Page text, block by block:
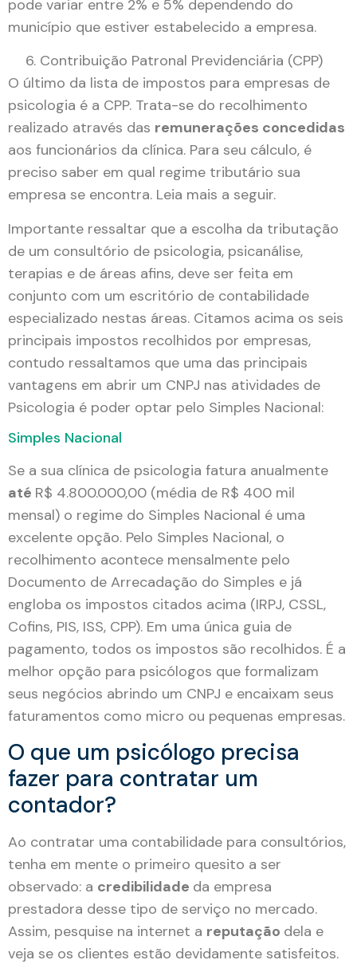
pode variar entre 2% e 5% dependendo do
município que estiver estabelecido a empresa.
Contribuição Patronal Previdenciária (CPP)
O último da lista de impostos para empresas de
psicologia é a CPP. Trata-se do recolhimento
realizado através das remunerações concedidas
aos funcionários da clínica. Para seu cálculo, é
preciso saber em qual regime tributário sua
empresa se encontra. Leia mais a seguir.
Importante ressaltar que a escolha da tributação
de um consultório de psicologia, psicanálise,
terapias e de áreas afins, deve ser feita em
conjunto com um escritório de contabilidade
especializado nestas áreas. Citamos acima os seis
principais impostos recolhidos por empresas,
contudo ressaltamos que uma das principais
vantagens em abrir um CNPJ nas atividades de
Psicologia é poder optar pelo Simples Nacional:
Simples Nacional
Se a sua clínica de psicologia fatura anualmente
até R$ 4.800.000,00 (média de R$ 400 mil
mensal) o regime do Simples Nacional é uma
excelente opção. Pelo Simples Nacional, o
recolhimento acontece mensalmente pelo
Documento de Arrecadação do Simples e já
engloba os impostos citados acima (IRPJ, CSSL,
Cofins, PIS, ISS, CPP). Em uma única guia de
pagamento, todos os impostos são recolhidos. É a
melhor opção para psicólogos que formalizam
seus negócios abrindo um CNPJ e encaixam seus
faturamentos como micro ou pequenas empresas.
O que um psicólogo precisa
fazer para contratar um
contador?
Ao contratar uma contabilidade para consultórios,
tenha em mente o primeiro quesito a ser
observado: a credibilidade da empresa
prestadora desse tipo de serviço no mercado.
Assim, pesquise na internet a reputação dela e
veja se os clientes estão devidamente satisfeitos.